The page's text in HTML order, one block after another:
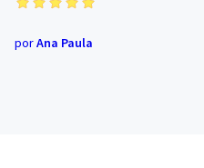
porAna Paula